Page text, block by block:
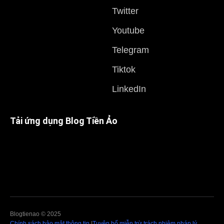
Twitter
Youtube
Telegram
Tiktok
LinkedIn
Tải ứng dụng Blog Tiền Ảo
Blogtienao © 2025